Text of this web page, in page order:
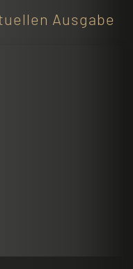
Ausgabe